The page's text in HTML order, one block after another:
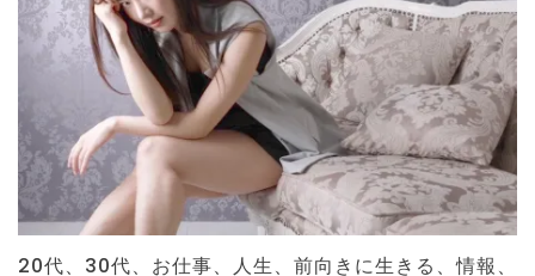
20代、 30代、 お仕事、 人生、 前向きに生きる 、情報、